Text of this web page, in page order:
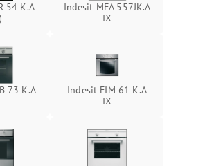
54 K.A
Indesit MFA 557JK.A
IX
73 K.A
Indesit FIM 61 K.A
IX